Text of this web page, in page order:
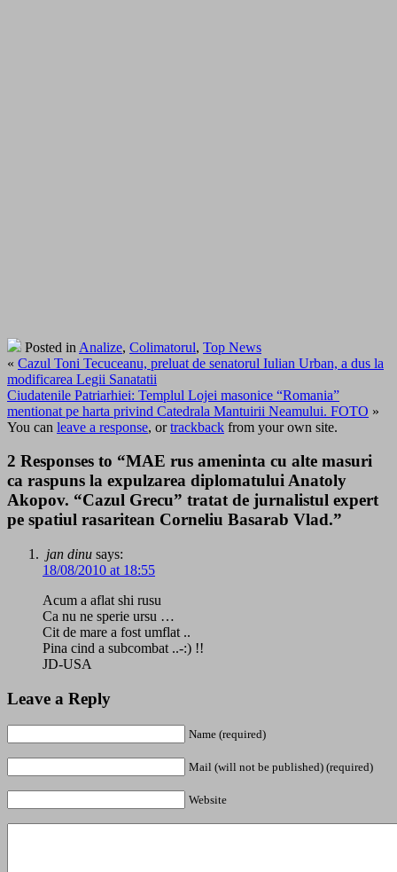
Posted in Analize, Colimatorul, Top News
« Cazul Toni Tecuceanu, preluat de senatorul Iulian Urban, a dus la
modificarea Legii Sanatatii
Ciudatenile Patriarhiei: Templul Lojei masonice “Romania”
mentionat pe harta privind Catedrala Mantuirii Neamului. FOTO »
You can leave a response, ortrackback from your own site.
2 Responses to “MAE rus ameninta cu alte masuri
ca raspuns la expulzarea diplomatului Anatoly
Akopov. “Cazul Grecu” tratat de jurnalistul expert
pe spatiul rasaritean Corneliu Basarab Vlad.”
jan dinu says:
18/08/2010 at 18:55
Acum a aflat shi rusu
Ca nu ne sperie ursu …
Cit de mare a fost umflat ..
Pina cind a subcombat ..-:) !!
JD-USA
Leave a Reply
Name (required)
Mail (will not be published) (required)
Website